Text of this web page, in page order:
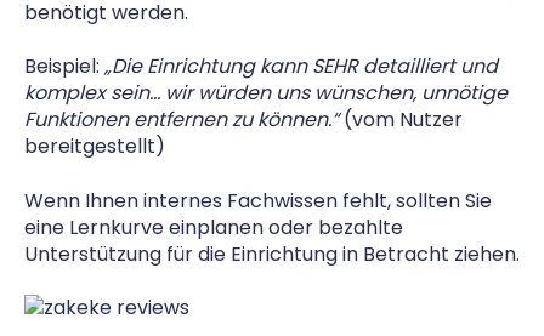
benötigt werden.
Beispiel: „Die Einrichtung kann SEHR detailliert und
komplex sein… wir würden uns wünschen, unnötige
Funktionen entfernen zu können.“(vom Nutzer
bereitgestellt)
Wenn Ihnen internes Fachwissen fehlt, sollten Sie
eine Lernkurve einplanen oder bezahlte
Unterstützung für die Einrichtung in Betracht ziehen.